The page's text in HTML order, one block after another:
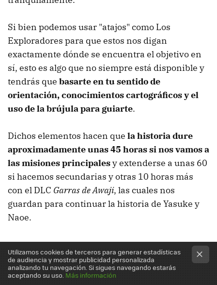
Si bien podemos usar "atajos" como Los
Exploradores para que estos nos digan
exactamente dónde se encuentra el objetivo en
sí, esto es algo que no siempre está disponible y
tendrás que basarte en tu sentido de
orientación, conocimientos cartográficos y el
uso de la brújula para guiarte.
Dichos elementos hacen que la historia dure
aproximadamente unas 45 horas si nos vamos a
las misiones principalesy extenderse a unas 60
si hacemos secundarias y otras 10 horas más
con el DLC Garras de Awaji, las cuales nos
guardan para continuar la historia de Yasuke y
Naoe.
Utilizamos cookies de terceros para generar estadísticas
de audiencia y mostrar publicidad personalizada
analizando tu navegación. Si sigues navegando estarás
aceptando su uso. Más información